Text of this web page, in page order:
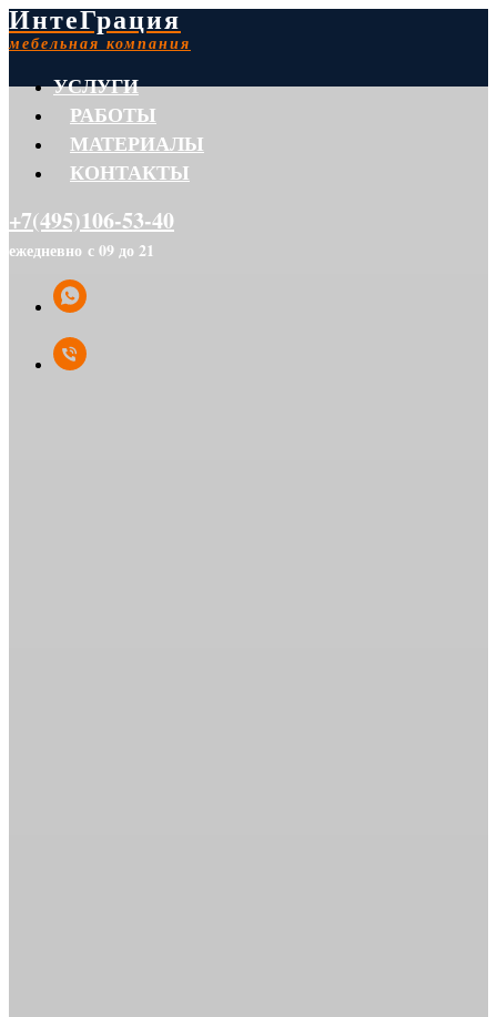
ИнтеГрация
мебельная компания
УСЛУГИ
РАБОТЫ
МАТЕРИАЛЫ
КОНТАКТЫ
+7(495)106-53-40
ежедневно с 09 до 21